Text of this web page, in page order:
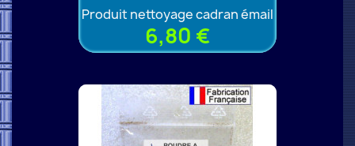
Produit nettoyage cadran émail
6,80 €